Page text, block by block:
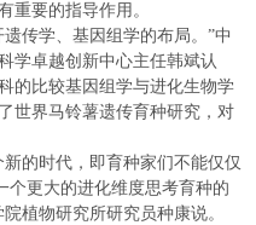
重要的指导作用。
传学、基因组学的布局。”中
学卓越创新中心主任韩斌认
的比较基因组学与进化生物学
世界马铃薯遗传育种研究，对
的时代，即育种家们不能仅仅
个更大的进化维度思考育种的
植物研究所研究员种康说。